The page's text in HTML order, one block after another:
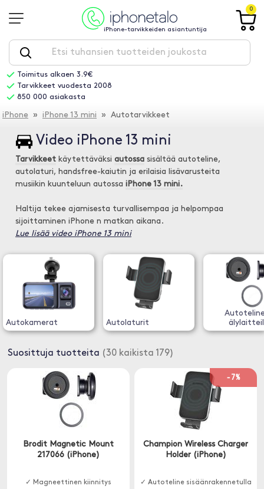
iPhone-tarvikkeiden asiantuntija
0
Toimitus alkaen 3.9€
Tarvikkeet vuodesta 2008
850 000 asiakasta
iPhone » iPhone 13 mini » Autotarvikkeet
Video iPhone 13 mini
Tarvikkeet käytettäväksi autossa sisältää autoteline,
autolaturi, handsfree-kaiutin ja erilaisia lisävarusteita
musiikin kuunteluun autossa iPhone 13 mini.
Haltija tekee ajamisesta turvallisempaa ja helpompaa
sijoittaminen iPhone n matkan aikana.
Lue lisää video iPhone 13 mini
Autokamerat Autolaturit
Suosittuja tuotteita (30 kaikista 179)
Brodit Magnetic Mount
217066 (iPhone)
✓ Magneettinen kiinnitys
-7%
Champion Wireless Charger
Holder (iPhone)
✓ Autoteline sisäänrakennetulla